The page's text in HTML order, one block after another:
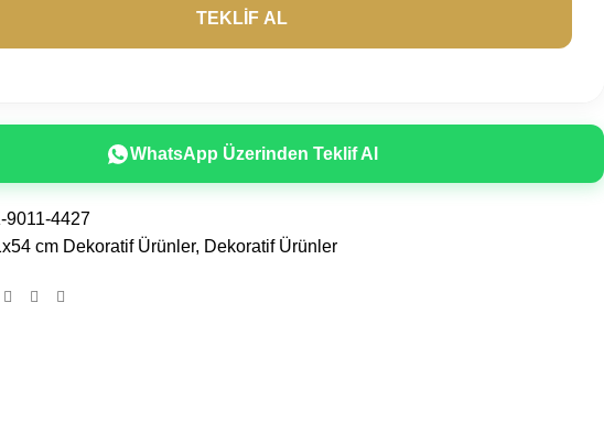
WhatsApp Üzerinden Teklif Al
9011-4427
cm Dekoratif Ürünler, Dekoratif Ürünler